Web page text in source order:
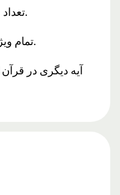
- تعداد حروف ۱۳۹ است (عدد اول).
تمام ویژگی‌های این سوره اول هستند.
آیه دیگری در